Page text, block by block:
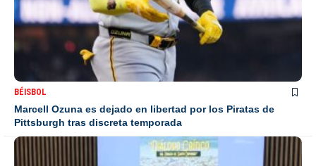
BÉISBOL
Marcell Ozuna es dejado en libertad por los Piratas de
Pittsburgh tras discreta temporada